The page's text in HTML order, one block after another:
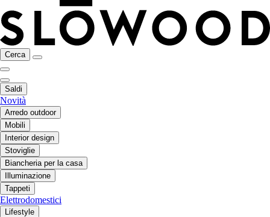
Cerca
Saldi
Novità
Arredo outdoor
Mobili
Interior design
Stoviglie
Biancheria per la casa
Illuminazione
Tappeti
Elettrodomestici
Lifestyle